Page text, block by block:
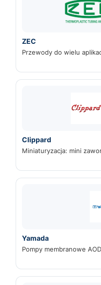
ZEC
Przewody do wielu
Clippard
Miniaturyzacja: mini
Yamada
Pompy membranowe